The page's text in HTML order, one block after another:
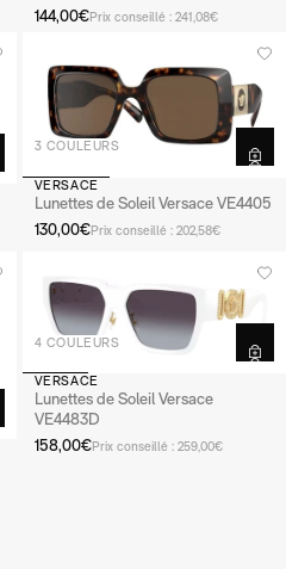
144,00€Prix conseillé : 241,08€
3 COULEURS
VERSACE
Lunettes de Soleil Versace VE4405
130,00€Prix conseillé : 202,58€
4 COULEURS
VERSACE
Lunettes de Soleil Versace
VE4483D
158,00€Prix conseillé : 259,00€